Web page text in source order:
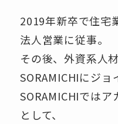
2019年新卒で住宅
法人営業に従事。
その後、外資系人
SORAMICHIにジョ
SORAMICHIでは
として、